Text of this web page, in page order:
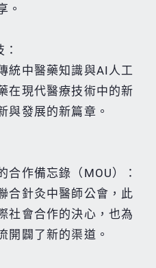
。
統中醫藥知識與AI人工
在現代醫療技術中的新
與發展的新篇章。
合作備忘錄（MOU）：
合針灸中醫師公會，此
社會合作的決心，也為
開闢了新的渠道。